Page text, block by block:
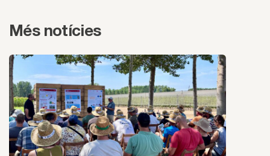
Més notícies